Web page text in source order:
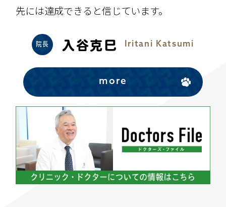
先には達成できると信じています。
院長 入谷克巳 Iritani Katsumi
more